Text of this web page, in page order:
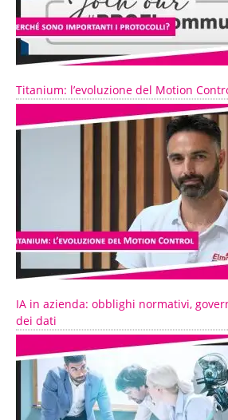
Titanium: l’evoluzione del Motion
IA in azienda: obblighi normativi,
dei dati